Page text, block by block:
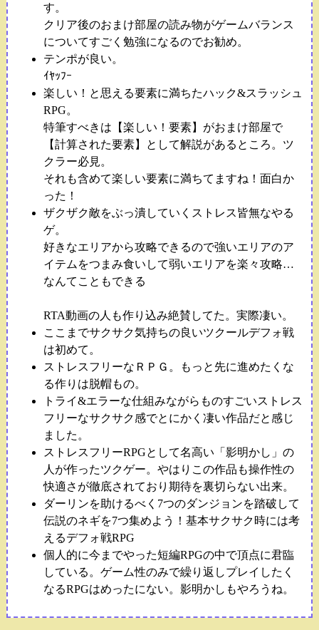
す。
クリア後のおまけ部屋の読み物がゲームバランス
についてすごく勉強になるのでお勧め。
テンポが良い。
ｲﾔｯﾌｰ
楽しい！と思える要素に満ちたハック&スラッシュ
RPG。
特筆すべきは【楽しい！要素】がおまけ部屋で
【計算された要素】として解説があるところ。ツ
クラー必見。
それも含めて楽しい要素に満ちてますね！面白か
った！
ザクザク敵をぶっ潰していくストレス皆無なやる
ゲ。
好きなエリアから攻略できるので強いエリアのア
イテムをつまみ食いして弱いエリアを楽々攻略…
なんてこともできる
RTA動画の人も作り込み絶賛してた。実際凄い。
ここまでサクサク気持ちの良いツクールデフォ戦
は初めて。
ストレスフリーなＲＰＧ。もっと先に進めたくな
る作りは脱帽もの。
トライ&エラーな仕組みながらものすごいストレス
フリーなサクサク感でとにかく凄い作品だと感じ
ました。
ストレスフリーRPGとして名高い「影明かし」の
人が作ったツクゲー。やはりこの作品も操作性の
快適さが徹底されており期待を裏切らない出来。
ダーリンを助けるべく7つのダンジョンを踏破して
伝説のネギを7つ集めよう！基本サクサク時には考
えるデフォ戦RPG
個人的に今までやった短編RPGの中で頂点に君臨
している。ゲーム性のみで繰り返しプレイしたく
なるRPGはめったにない。影明かしもやろうね。